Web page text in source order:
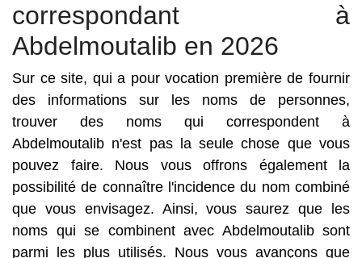
correspondant à
Abdelmoutalib en 2026
Sur ce site, qui a pour vocation première de fournir
des informations sur les noms de personnes,
trouver des noms qui correspondent à
Abdelmoutalib n'est pas la seule chose que vous
pouvez faire. Nous vous offrons également la
possibilité de connaître l'incidence du nom combiné
que vous envisagez. Ainsi, vous saurez que les
noms qui se combinent avec Abdelmoutalib sont
parmi les plus utilisés. Nous vous avançons que